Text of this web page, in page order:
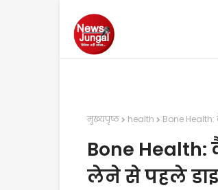
मुख्यपृष्ठ health Bone
Bone
लेने से पहले